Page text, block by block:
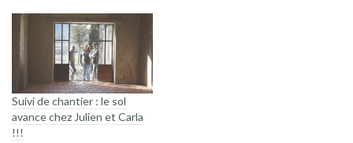
Suivi de chantier : le sol
avance chez Julien et Carla
!!!